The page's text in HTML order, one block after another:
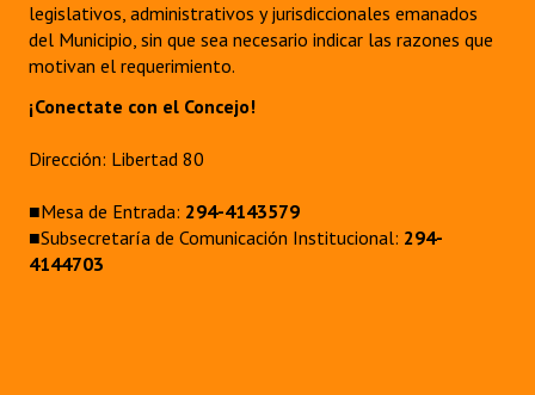
legislativos, administrativos y jurisdiccionales emanados
del Municipio, sin que sea necesario indicar las razones que
motivan el requerimiento.
¡Conectate con el Concejo!
Dirección: Libertad 80
■Mesa de Entrada: 294-4143579
■Subsecretaría de Comunicación Institucional: 294-
4144703